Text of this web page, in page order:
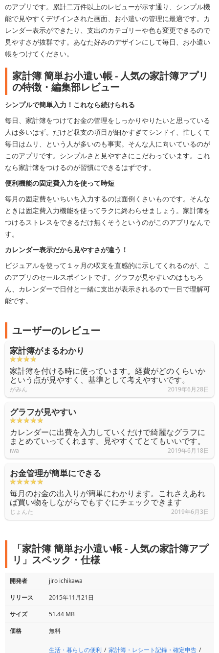
のアプリです。累計二万件以上のレビューが示す通り、シンプル機
能で見やすくデザインされた画面、お小遣いの管理に最適です。カ
レンダー表示ができたり、支出のカテゴリーや色も変更できるので
見やすさが抜群です。あなた好みのデザインにして毎日、お小遣い
帳をつけてください。
家計簿 簡単お小遣い帳 - 人気の家計簿アプリ
の特徴・編集部レビュー
シンプルで簡単入力！これなら続けられる
毎日、家計簿をつけてお金の管理をしっかりやりたいと思っている
人は多いはず。だけど収支の項目が細かすぎてシンドイ、忙しくて
毎日はムリ、という人が多いのも事実。そんな人に向いているのが
このアプリです。シンプルさと見やすさにこだわっています。これ
なら家計簿をつけるのが習慣にできるはずです。
便利機能の固定費入力を使って時短
毎月の固定費をいちいち入力するのは面倒くさいものです。そんな
ときは固定費入力機能を使ってラクに終わらせましょう。家計簿を
つけるストレスをできるだけ無くそうというのがこのアプリなんで
す。
カレンダー表示だから見やすさが違う！
ビジュアルを使って１ヶ月の収支を直感的に示してくれるのが、こ
のアプリのセールスポイントです。グラフが見やすいのはもちろ
ん、カレンダーで日付と一緒に支出が表示されるので一目で理解可
能です。
ユーザーのレビュー
家計簿がまるわかり
家計簿を付ける時に使っています。経費がどのくらいか
という点が見やすく、基準として考えやすいです。
がみん 2019年6月28日
グラフが見やすい
カレンダーに出費を入力していくだけで綺麗なグラフに
まとめていってくれます。見やすくてとてもいいです。
iwa 2019年6月18日
お金管理が簡単にできる
毎月のお金の出入りが簡単にわかります。これさえあれ
ば買い物をしながらでもすぐにチェックできます
じょんた 2019年6月3日
「家計簿 簡単お小遣い帳 - 人気の家計簿アプ
リ」スペック・仕様
開発者
jiro ichikawa
リリース
2015年11月21日
サイズ
51.44 MB
価格
無料
生活・暮らしの便利 家計簿・レシート記録・確定申告